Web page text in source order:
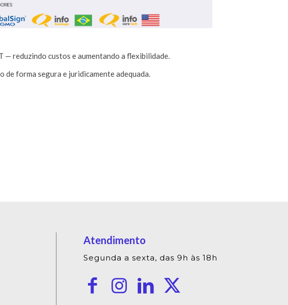
— reduzindo custos e aumentando a flexibilidade.
de forma segura e juridicamente adequada.
Atendimento
Segunda a sexta, das 9h às 18h